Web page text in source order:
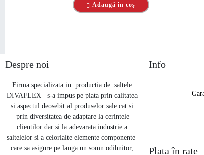
Adaugă în coș
Despre noi
Firma specializata in productia de saltele
DIVAFLEX s-a impus pe piata prin calitatea
si aspectul deosebit al produselor sale cat si
prin diversitatea de adaptare la cerintele
clientilor dar si la adevarata industrie a
saltelelor si a celorlalte elemente componente
care sa asigure pe langa un somn odihnitor,
Info
Plata în rate